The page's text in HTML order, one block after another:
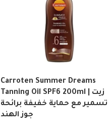
Carroten Summer Dreams
Tanning Oil SPF6 200ml | زيت
تسمير مع حماية خفيفة برائحة
جوز الهند